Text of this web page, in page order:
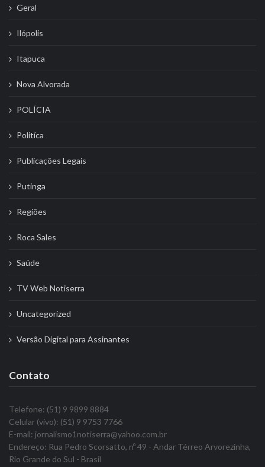
Geral
Ilópolis
Itapuca
Nova Alvorada
POLÍCIA
Politíca
Publicações Legais
Putinga
Regiões
Roca Sales
Saúde
TV Web Notiserra
Uncategorized
Versão Digital para Assinantes
Contato
Telefone: (51) 9 9899 8884
Celular (vivo): (51) 9 9753 7766
E-mail: jornalismo1notiserra@yahoo.com.br
Endereço: Rua Pedro Scorsatto, nº 49 - Andar Térreo Arvorezinha,
Rio Grande do Sul - Brasil